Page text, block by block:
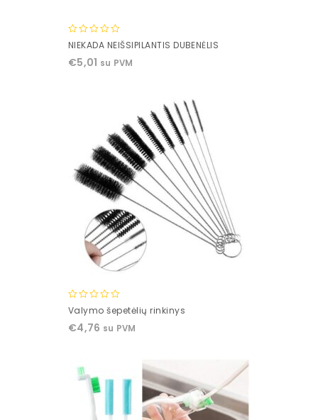
0
of
NIEKADA NEIŠSIPILANTIS DUBENĖLIS
€5,01 su PVM
0
of
Valymo šepetėlių rinkinys
€4,76 su PVM